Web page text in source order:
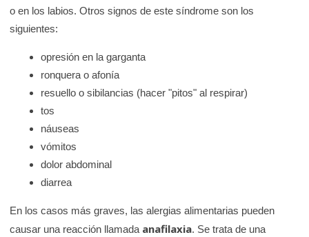
o en los labios. Otros signos de este síndrome son los
siguientes:
opresión en la garganta
ronquera o afonía
resuello o sibilancias (hacer "pitos" al respirar)
tos
náuseas
vómitos
dolor abdominal
diarrea
En los casos más graves, las alergias alimentarias pueden
causar una reacción llamada anafilaxia. Se trata de una